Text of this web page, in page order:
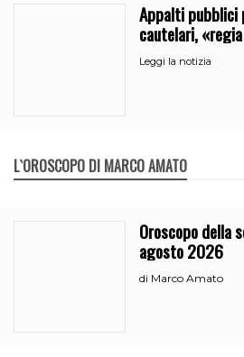
Appalti pubblici
cautelari,
vicino al clan
Leggi la notizia
L`OROSCOPO DI MARCO AMATO
Oroscopo della
agosto 2026
di Marco Amato